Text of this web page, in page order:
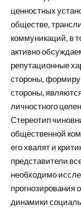
ценностных
обществе,
коммуникаций, в
активно
репутационные
стороны,
стороны,
личностного
Стереотип
общественной
его хвалят и
представители
необходимо
прогнозирования
динамики